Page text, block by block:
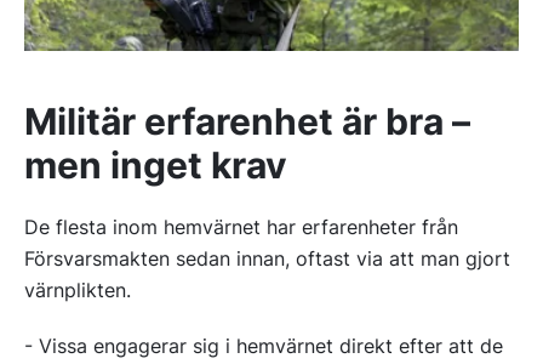
Militär erfarenhet är bra –
men inget krav
De flesta inom hemvärnet har erfarenheter från
Försvarsmakten sedan innan, oftast via att man gjort
värnplikten.
- Vissa engagerar sig i hemvärnet direkt efter att de